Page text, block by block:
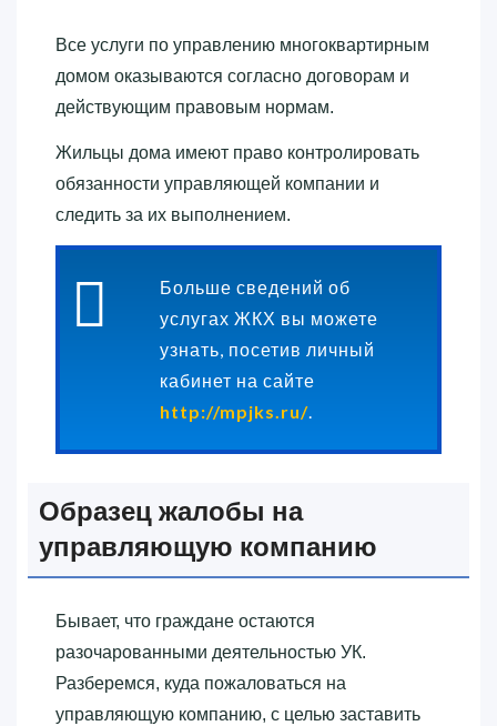
Все услуги по управлению многоквартирным
домом оказываются согласно договорам и
действующим правовым нормам.
Жильцы дома имеют право контролировать
обязанности управляющей компании и
следить за их выполнением.
Больше сведений об
услугах ЖКХ вы можете
узнать, посетив личный
кабинет на сайте
http://mpjks.ru/.
Образец жалобы на
управляющую компанию
Бывает, что граждане остаются
разочарованными деятельностью УК.
Разберемся, куда пожаловаться на
управляющую компанию, с целью заставить